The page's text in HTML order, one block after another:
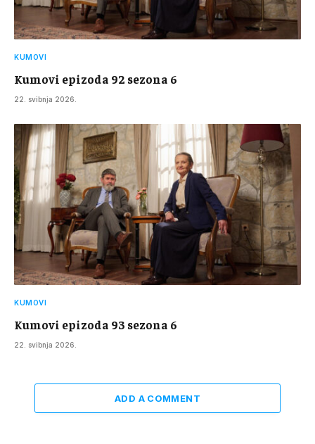
KUMOVI
Kumovi epizoda 92 sezona 6
22. svibnja 2026.
KUMOVI
Kumovi epizoda 93 sezona 6
22. svibnja 2026.
ADD A COMMENT